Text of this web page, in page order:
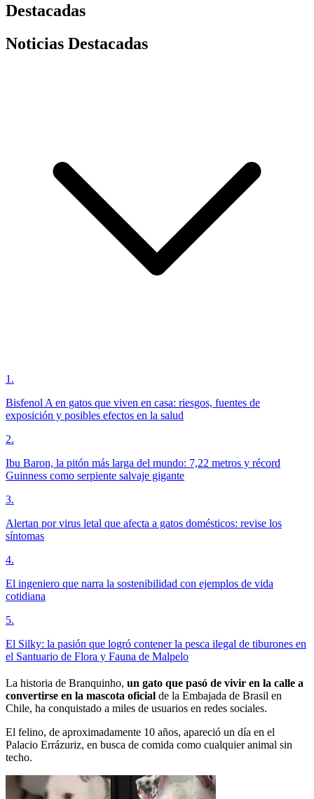
Destacadas
Noticias Destacadas
1 .
Bisfenol A en gatos que viven en casa: riesgos, fuentes de
exposición y posibles efectos en la salud
2.
Ibu Baron, la pitón más larga del mundo: 7,22 metros y récord
Guinness como serpiente salvaje gigante
3.
Alertan por virus letal que afecta a gatos domésticos: revise los
síntomas
4.
El ingeniero que narra la sostenibilidad con ejemplos de vida
cotidiana
5.
El Silky: la pasión que logró contener la pesca ilegal de tiburones en
el Santuario de Flora y Fauna de Malpelo
La historia de Branquinho, un gato que pasó de vivir en la calle a
convertirse en la mascota oficial de la Embajada de Brasil en
Chile, ha conquistado a miles de usuarios en redes sociales.
El felino, de aproximadamente 10 años, apareció un día en el
Palacio Errázuriz, en busca de comida como cualquier animal sin
techo.